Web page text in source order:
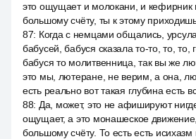
это ощущает и молокани, и кефирник
большому счёту, ты к этому
87: Когда с немцами общались,
бабусей, бабуся сказала то-то, то, то,
бабуся то молитвенница, так вы же
это мы, лютеране, не верим, а она,
есть реально вот такая глубина есть
88: Да, может, это не афишируют
ощущает, а это монашеское
большому счёту. То есть есть